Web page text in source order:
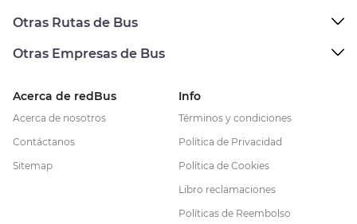
Otras Rutas de Bus
Otras Empresas de Bus
Acerca de redBus
Acerca de nosotros
Contáctanos
Sitemap
Info
Términos y condiciones
Política de Privacidad
Política de Cookies
Libro reclamaciones
Políticas de Reembolso